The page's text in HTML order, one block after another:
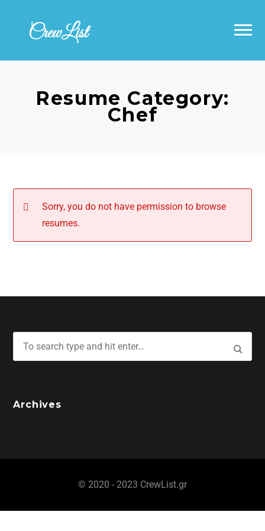
Resume Category:
Chef
Sorry, you do not have permission to browse
resumes.
Archives
© 2020 - 2023 CrewList.gr
Εύρεση ζήτησης – Jobs Search
Αναζήτηση Βιογραφικών – Resumes
Search
Προσθήκη βιογραφικού – Add a Resume
Σχετικά με εμάς – About Us